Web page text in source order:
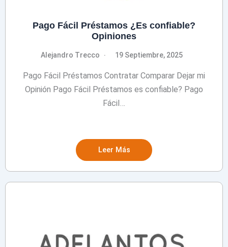
Pago Fácil Préstamos ¿Es confiable?
Opiniones
Alejandro Trecco 19 Septiembre, 2025
Pago Fácil Préstamos Contratar Comparar Dejar mi
Opinión Pago Fácil Préstamos es confiable? Pago
Fácil…
Leer Más